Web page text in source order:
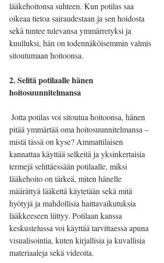
lääkehoitonsa suhteen. Kun potilas saa
oikeaa tietoa sairaudestaan ja sen hoidosta
sekä tuntee tulevansa ymmärretyksi ja
kuulluksi, hän on todennäköisemmin valmis
sitoutumaan hoitoonsa.
2. Selitä potilaalle hänen
hoitosuunnitelmansa
pitää ymmärtää oma hoitosuunnitelmansa –
mistä tässä on kyse? Ammattilaisen
kannattaa käyttää selkeitä ja yksinkertaisia
termejä selittäessään potilaalle, miksi
lääkehoito on tärkeä, miten hänelle
määrättyä lääkettä käytetään sekä mitä
hyötyjä ja mahdollisia haittavaikutuksia
lääkkeeseen liittyy. Potilaan kanssa
keskustelussa voi käyttää tarvittaessa apuna
visualisointia, kuten kirjallisia ja kuvallisia
materiaaleja sekä videoita.